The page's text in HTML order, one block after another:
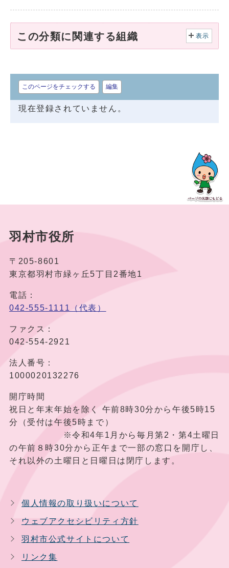
この分類に関連する組織 表示
このページをチェックする 編集
現在登録されていません。
羽村市役所
〒205-8601
東京都羽村市緑ヶ丘5丁目2番地1
電話：
042-555-1111（代表）
ファクス：
042-554-2921
法人番号：
1000020132276
開庁時間
祝日と年末年始を除く 午前8時30分から午後5時15
分（受付は午後5時まで）
※令和4年1月から毎月第2・第4土曜日
の午前８時30分から正午まで一部の窓口を開庁し、
それ以外の土曜日と日曜日は閉庁します。
個人情報の取り扱いについて
ウェブアクセシビリティ方針
羽村市公式サイトについて
リンク集